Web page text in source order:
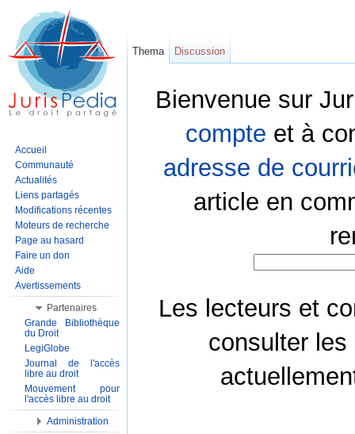
Bienvenue sur
compte et à
adresse de
article en
Les lecteurs et
consulter les
Thema Discussion
Accueil
Communauté
Actualités
Liens partagés
Modifications récentes
Moteurs de recherche
Page au hasard
Faire un don
Aide
Avertissements
Partenaires
Grande Bibliothèque
du Droit
LegiGlobe
Journal de l'accès
libre au droit
Mouvement pour
l'accès libre au droit
Administration